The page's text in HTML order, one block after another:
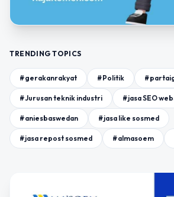
TRENDING TOPICS
#gerakanrakyat #Politik
#Jurusan teknik industri #jasa SEO
#aniesbaswedan #jasa like sosmed
#jasa repost sosmed #almasoem